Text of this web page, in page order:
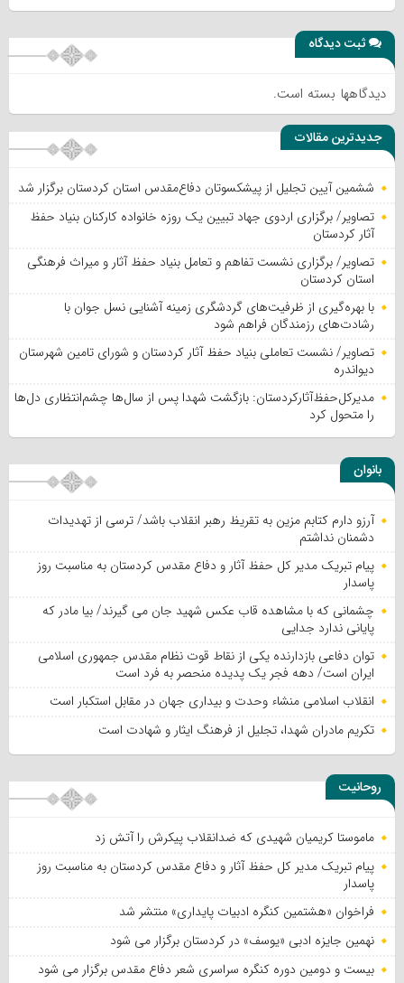
ثبت دیدگاه
دیدگاهها بسته است.
جدیدترین مقالات
ششمین آیین تجلیل از پیشکسوتان دفاع‌مقدس استان کردستان برگزار شد
تصاویر/ برگزاری اردوی جهاد تبیین یک روزه خانواده کارکنان بنیاد حفظ
آثار کردستان
تصاویر/ برگزاری نشست تفاهم و تعامل بنیاد حفظ آثار و میراث فرهنگی
استان کردستان
با بهره‌گیری از ظرفیت‌های گردشگری زمینه آشنایی نسل جوان با
رشادت‌های رزمندگان فراهم شود
تصاویر/ نشست تعاملی بنیاد حفظ آثار کردستان و شورای تامین شهرستان
دیواندره
مدیرکل‌حفظ‌آثارکردستان: بازگشت شهدا پس از سال‌ها چشم‌انتظاری دل‌ها
را متحول کرد
بانوان
آرزو دارم کتابم مزین به تقریظ رهبر انقلاب باشد/ ترسی از تهدیدات
دشمنان نداشتم
پیام تبریک مدیر کل حفظ آثار و دفاع مقدس کردستان به مناسبت روز
پاسدار
چشمانی که با مشاهده قاب عکس شهید جان می گیرند/ بیا مادر که
پایانی ندارد جدایی
توان دفاعی بازدارنده یکی از نقاط قوت نظام مقدس جمهوری اسلامی
ایران است/ دهه فجر یک پدیده منحصر به فرد است
انقلاب اسلامی منشاء وحدت و بیداری جهان در مقابل استکبار است
تکریم مادران شهدا، تجلیل از فرهنگ ایثار و شهادت است
روحانیت
ماموستا کریمیان شهیدی که ضدانقلاب پیکرش را آتش زد
پیام تبریک مدیر کل حفظ آثار و دفاع مقدس کردستان به مناسبت روز
پاسدار
فراخوان «هشتمین کنگره ادبیات پایداری» منتشر شد
نهمین جایزه ادبی «یوسف» در کردستان برگزار می شود
بیست و دومین دوره کنگره سراسری شعر دفاع مقدس برگزار می شود